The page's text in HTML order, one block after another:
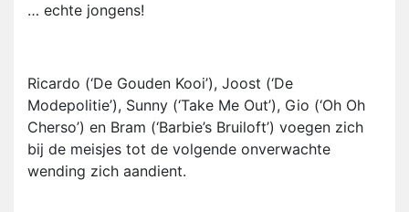
… echte jongens!
Ricardo (‘De Gouden Kooi’), Joost (‘De
Modepolitie’), Sunny (‘Take Me Out’), Gio (‘Oh Oh
Cherso’) en Bram (‘Barbie’s Bruiloft’) voegen zich
bij de meisjes tot de volgende onverwachte
wending zich aandient.